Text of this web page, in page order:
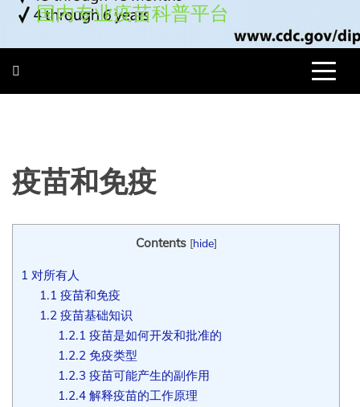
国内专业疫苗科普平台
疫苗和免疫
Contents [hide]
1 对所有人
1.1 疫苗和免疫
1.2疫苗基础知识
1.2.1 疫苗是如何开发和批准的
1.2.2免疫类型
1.2.3 疫苗可能产生的副作用
1.2.4解释疫苗的工作原理